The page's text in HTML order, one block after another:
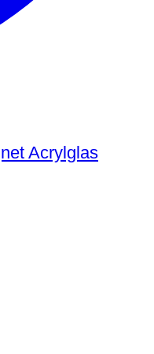
Acrylglas